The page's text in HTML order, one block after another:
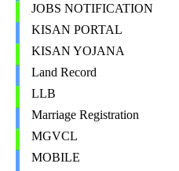
JOBS NOTIFICATION
KISAN PORTAL
KISAN YOJANA
Land Record
LLB
Marriage Registration
MGVCL
MOBILE